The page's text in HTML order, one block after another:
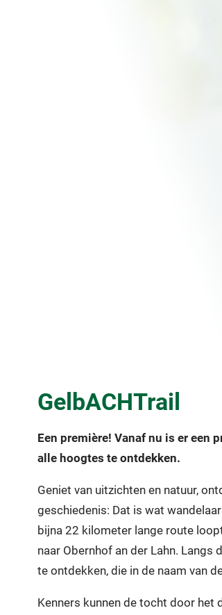
GelbACHTrail
Een première! Vanaf nu is er een
alle hoogtes te ontdekken.
Geniet van uitzichten en natuur,
geschiedenis: Dat is wat
bijna 22 kilometer lange route
naar Obernhof an der Lahn. Langs
te ontdekken, die in de naam van
Kenners kunnen de tocht door het